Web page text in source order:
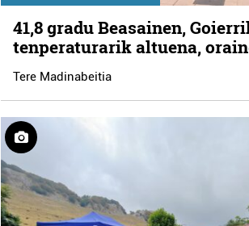
41,8 gradu Beasainen,
tenperaturarik altuena,
Tere Madinabeitia